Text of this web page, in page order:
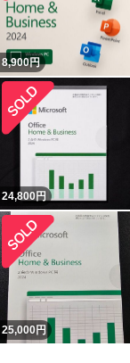
8,900円
24,800円
25,000円